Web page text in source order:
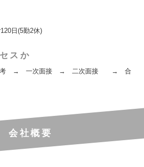
日(5勤2休)
スか
考 → 一次面接 → 二次面接 → 合
会社概要